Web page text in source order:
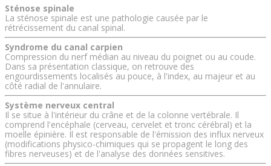
Sténose spinale
La sténose spinale est une pathologie causée par le
rétrécissement du canal spinal.
Syndrome du canal carpien
Compression du nerf médian au niveau du poignet ou au coude.
Dans sa présentation classique, on retrouve des
engourdissements localisés au pouce, à l'index, au majeur et au
côté radial de l'annulaire.
Système nerveux central
Il se situe à l'intérieur du crâne et de la colonne vertébrale. Il
comprend l'encéphale (cerveau, cervelet et tronc cérébral) et la
moelle épinière. Il est responsable de l'émission des influx nerveux
(modifications physico-chimiques qui se propagent le long des
fibres nerveuses) et de l'analyse des données sensitives.